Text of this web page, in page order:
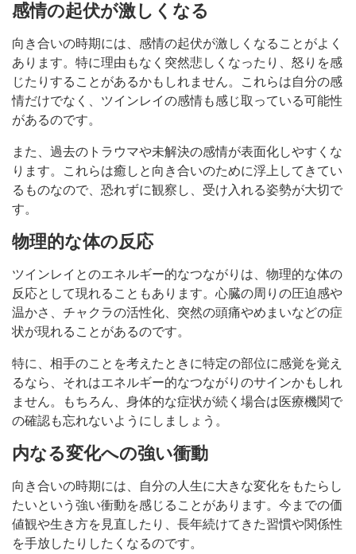
感情の起伏が激しくなる
向き合いの時期には、感情の起伏が激しくなることがよく
あります。特に理由もなく突然悲しくなったり、怒りを感
じたりすることがあるかもしれません。これらは自分の感
情だけでなく、ツインレイの感情も感じ取っている可能性
があるのです。
また、過去のトラウマや未解決の感情が表面化しやすくな
ります。これらは癒しと向き合いのために浮上してきてい
るものなので、恐れずに観察し、受け入れる姿勢が大切で
す。
物理的な体の反応
ツインレイとのエネルギー的なつながりは、物理的な体の
反応として現れることもあります。心臓の周りの圧迫感や
温かさ、チャクラの活性化、突然の頭痛やめまいなどの症
状が現れることがあるのです。
特に、相手のことを考えたときに特定の部位に感覚を覚え
るなら、それはエネルギー的なつながりのサインかもしれ
ません。もちろん、身体的な症状が続く場合は医療機関で
の確認も忘れないようにしましょう。
内なる変化への強い衝動
向き合いの時期には、自分の人生に大きな変化をもたらし
たいという強い衝動を感じることがあります。今までの価
値観や生き方を見直したり、長年続けてきた習慣や関係性
を手放したりしたくなるのです。